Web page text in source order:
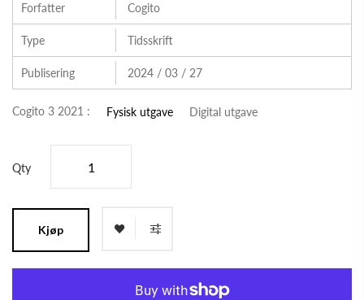
Forfatter Cogito
Type Tidsskrift
Publisering 2024 / 03 / 27
Cogito 3 2021 : Fysisk utgave Digital utgave
Qty
Kjøp